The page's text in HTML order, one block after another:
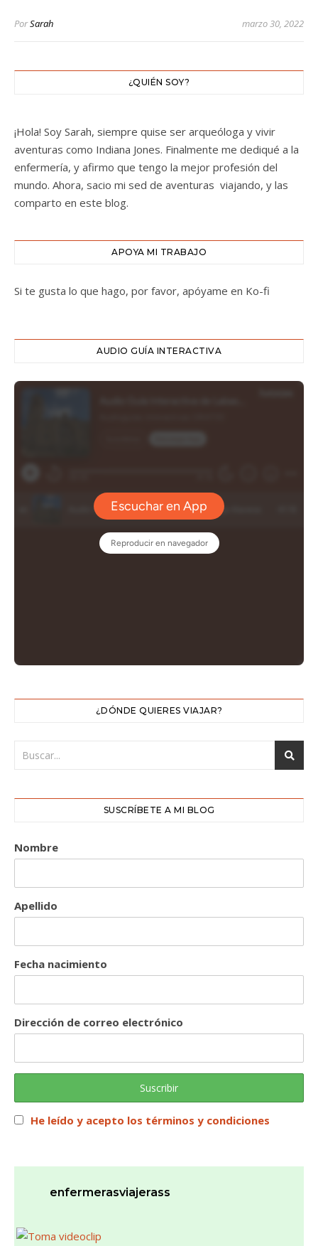
PorSarah marzo 30, 2022
¿QUIÉN SOY?
¡Hola! Soy Sarah, siempre quise ser arqueóloga y vivir
aventuras como Indiana Jones. Finalmente me dediqué a la
enfermería, y afirmo que tengo la mejor profesión del
mundo. Ahora, sacio mi sed de aventuras viajando, y las
comparto en este blog.
APOYA MI TRABAJO
Si te gusta lo que hago, por favor, apóyame en Ko-fi
AUDIO GUÍA INTERACTIVA
¿DÓNDE QUIERES VIAJAR?
SUSCRÍBETE A MI BLOG
Nombre
Apellido
Fecha nacimiento
Dirección de correo electrónico
He leído y acepto los términos y condiciones
enfermerasviajerass